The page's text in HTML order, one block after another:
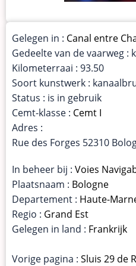
Gelegen in : Canal entre
Gedeelte van de vaarweg :
Kilometerraai : 93.50
Soort kunstwerk :
Status : is in gebruik
Cemt-klasse : Cemt I
Adres :
Rue des Forges 52310
In beheer bij : Voies
Plaatsnaam : Bologne
Departement : Haute-
Regio : Grand Est
Gelegen in land : Frankrijk
Vorige pagina : Sluis 29 de